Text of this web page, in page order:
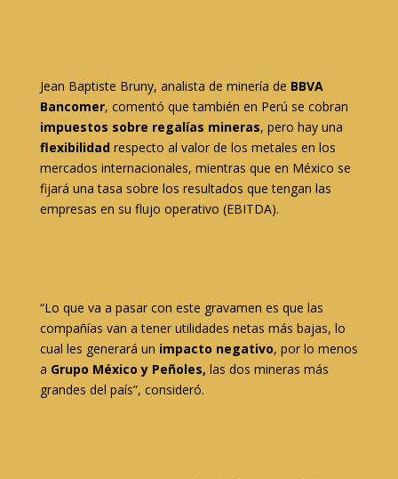
Jean Baptiste Bruny, analista de minería de BBVA
Bancomer, comentó que también en Perú se cobran
impuestos sobre regalías mineras, pero hay una
flexibilidadrespecto al valor de los metales en los
mercados internacionales, mientras que en México se
fijará una tasa sobre los resultados que tengan las
empresas en su flujo operativo (EBITDA).
“Lo que va a pasar con este gravamen es que las
compañías van a tener utilidades netas más bajas, lo
cual les generará un impacto negativo, por lo menos
a Grupo México y Peñoles, las dos mineras más
grandes del país”, consideró.